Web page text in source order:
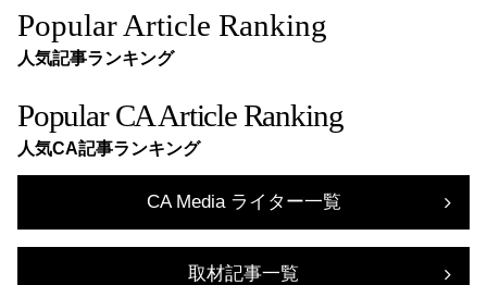
Popular Article Ranking
人気記事ランキング
Popular CA Article Ranking
人気CA記事ランキング
CA Media ライター一覧
取材記事一覧